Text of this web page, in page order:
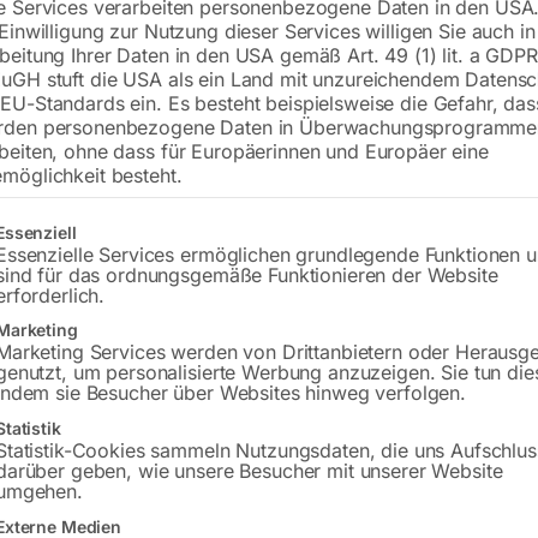
€ 378,00
inkl. MwSt. zzgl.Versandkosten
Lieferzeit:ca. 2 - 3 Tage
Bitte beachten Sie: Die Versandkosten
In den
Sie haben
Gerne
Services verarbeiten personenbezogene Daten in den
zur Nutzung dieser Services willigen Sie auch
Ihrer Daten in den USA gemäß Art. 49 (1) lit. a
stuft die USA als ein Land mit unzureichendem
Standards ein. Es besteht beispielsweise die Gefahr,
personenbezogene Daten in
ohne dass für Europäerinnen und Europäer eine
besteht.
eine Liste der Service-Gruppen, für die eine Einwilligung erteilt
Services ermöglichen grundlegende Funktionen
für das ordnungsgemäße Funktionieren der Website
Services werden von Drittanbietern oder
um personalisierte Werbung anzuzeigen. Sie tun
sie Besucher über Websites hinweg verfolgen.
Cookies sammeln Nutzungsdaten, die uns
geben, wie unsere Besucher mit unserer Website
Medien